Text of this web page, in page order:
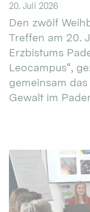
20. Juli 2026
Den zwölf
Treffen am 20.
Erzbistums
Leocampus“,
gemeinsam
Gewalt im